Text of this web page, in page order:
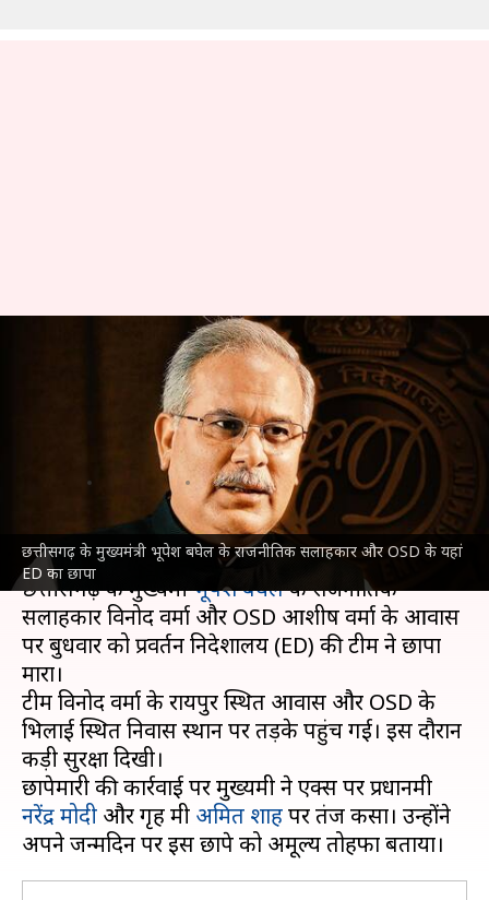
छत्तीसगढ़ के मुख्यमंत्री भूपेश बघेल के राजनीतिक सलाहकार और OSD के यहां
ED का छापा
छत्तीसगढ़: करीबी अधिकारियों पर
छापे को लेकर मुख्यमंत्री का
प्रधानमंत्री पर हमला, बताया जन्मदिन
Aug 23, 2023 02:30 pm
क्या है खबर?
छत्तीसगढ़ के मुख्यमंत्रीभूपेश बघेलके राजनीतिक
सलाहकार विनोद वर्मा और OSD आशीष वर्मा के आवास
पर बुधवार को प्रवर्तन निदेशालय (ED) की टीम ने छापा
मारा।
टीम विनोद वर्मा के रायपुर स्थित आवास और OSD के
भिलाई स्थित निवास स्थान पर तड़के पहुंच गई। इस दौरान
कड़ी सुरक्षा दिखी।
छापेमारी की कार्रवाई पर मुख्यमंत्री ने एक्स पर प्रधानमंत्री
नरेंद्र मोदी और गृह मंत्री अमित शाहपर तंज कसा। उन्होंने